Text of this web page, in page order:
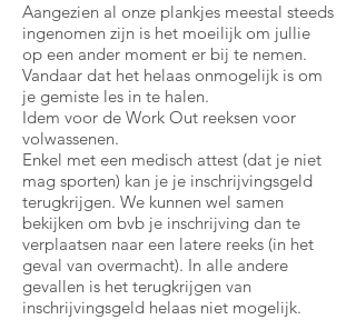
Aangezien al onze plankjes meestal steeds
ingenomen zijn is het moeilijk om jullie
op een ander moment er bij te nemen.
Vandaar dat het helaas onmogelijk is om
je gemiste les in te halen.
Idem voor de Work Out reeksen voor
volwassenen.
Enkel met een medisch attest (dat je niet
mag sporten) kan je je inschrijvingsgeld
terugkrijgen. We kunnen wel samen
bekijken om bvb je inschrijving dan te
verplaatsen naar een latere reeks (in het
geval van overmacht). In alle andere
gevallen is het terugkrijgen van
inschrijvingsgeld helaas niet mogelijk.